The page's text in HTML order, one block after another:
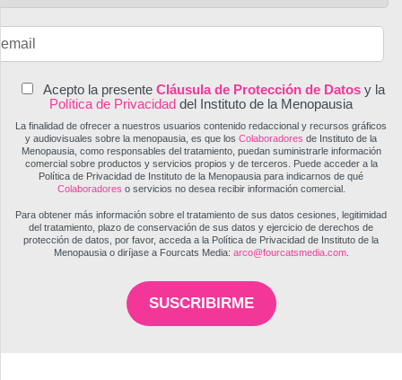
Acepto la presente Cláusula de Protección de Datosy la
Política de Privacidad del Instituto de la Menopausia
La finalidad de ofrecer a nuestros usuarios contenido redaccional y recursos gráficos
y audiovisuales sobre la menopausia, es que los Colaboradores de Instituto de la
Menopausia, como responsables del tratamiento, puedan suministrarle información
comercial sobre productos y servicios propios y de terceros. Puede acceder a la
Política de Privacidad de Instituto de la Menopausia para indicarnos de qué
Colaboradores o servicios no desea recibir información comercial.
Para obtener más información sobre el tratamiento de sus datos cesiones, legitimidad
del tratamiento, plazo de conservación de sus datos y ejercicio de derechos de
protección de datos, por favor, acceda a la Política de Privacidad de Instituto de la
Menopausia o diríjase a Fourcats Media: arco@fourcatsmedia.com.
SUSCRIBIRME